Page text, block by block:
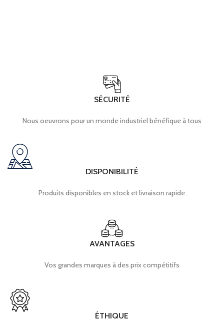
SÉCURITÉ
Nous oeuvrons pour un monde industriel bénéfique à tous
DISPONIBILITÉ
Produits disponibles en stock et livraison rapide
AVANTAGES
Vos grandes marques à des prix compétitifs
ÉTHIQUE